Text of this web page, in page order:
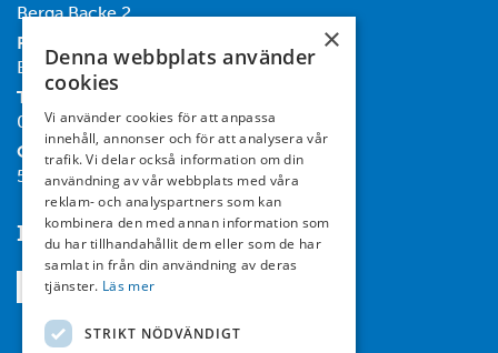
Berga Backe 2
Post:
Box 732, 182 17 Danderyd
Tel:
08-714 35 00
Org nr:
556467-7119
Följ oss
×
Denna webbplats använder
cookies
Vi använder cookies för att anpassa
innehåll, annonser och för att analysera vår
trafik. Vi delar också information om din
användning av vår webbplats med våra
reklam- och analyspartners som kan
kombinera den med annan information som
du har tillhandahållit dem eller som de har
samlat in från din användning av deras
tjänster. Läs mer
STRIKT NÖDVÄNDIGT